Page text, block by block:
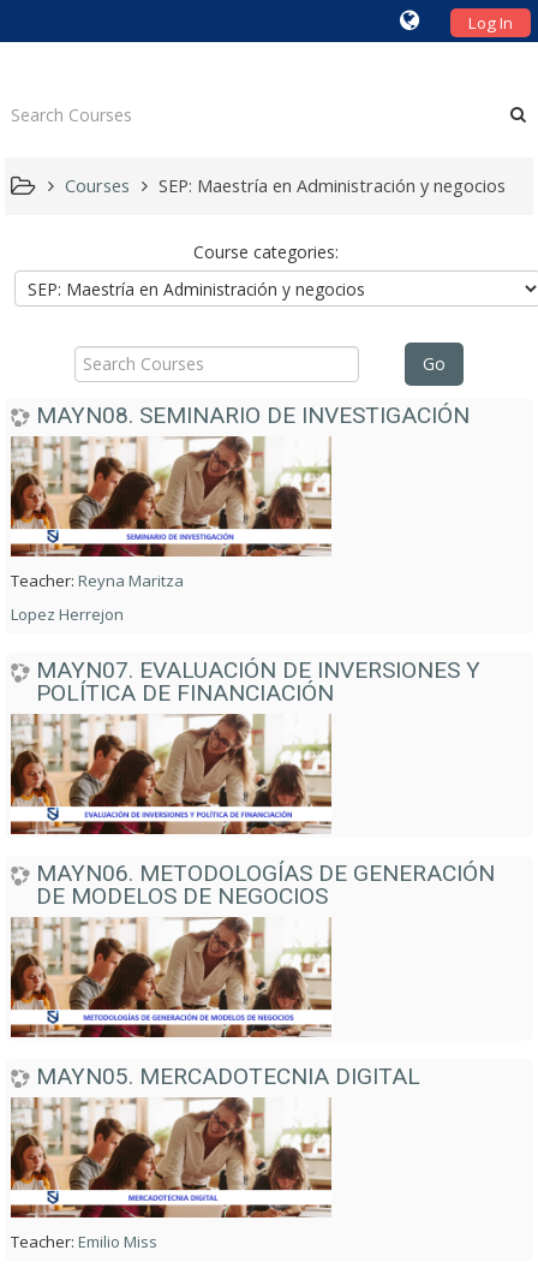
Log In
Courses SEP: Maestría en Administración y negocios
Course categories:
Search
Courses
Go
MAYN08. SEMINARIO DE INVESTIGACIÓN
Teacher:Reyna Maritza
Lopez Herrejon
MAYN07. EVALUACIÓN DE INVERSIONES Y
POLÍTICA DE FINANCIACIÓN
MAYN06. METODOLOGÍAS DE GENERACIÓN
DE MODELOS DE NEGOCIOS
MAYN05. MERCADOTECNIA DIGITAL
Teacher:Emilio Miss